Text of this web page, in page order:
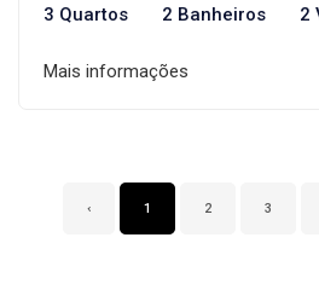
3 Quartos 2 Banheiros 2
Mais informações
‹ 1 2 3